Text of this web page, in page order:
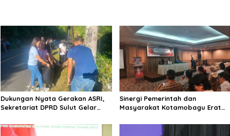
Dukungan Nyata Gerakan ASRI,
Sekretariat DPRD Sulut Gelar
Tomohon
Sinergi Pemerintah dan
Masyarakat Kotamobagu Erat
Pinontoan